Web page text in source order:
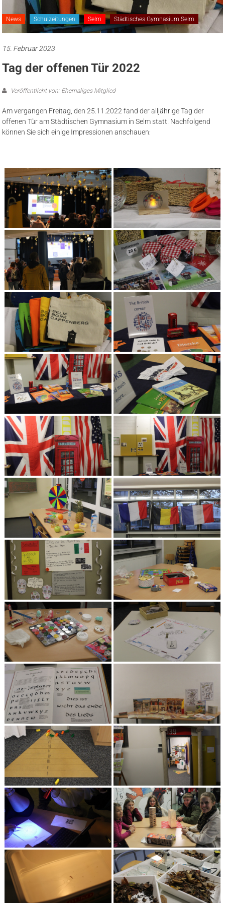
News Schulzeitungen Selm Städtisches Gymnasium Selm
15. Februar 2023
Tag der offenen Tür 2022
Veröffentlicht von: Ehemaliges Mitglied
Am vergangen Freitag, den 25.11.2022 fand der alljährige Tag der
offenen Tür am Städtischen Gymnasium in Selm statt. Nachfolgend
können Sie sich einige Impressionen anschauen: